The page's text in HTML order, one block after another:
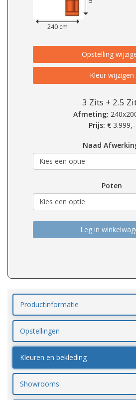
240 cm
Opstelling
Kleur wijzigen
3 Zits + 2.5
Afmeting:
Prijs: € 3.999,-
Naad
Poten
Leg in
Productinformatie
Opstellingen
Kleuren en bekleding
Showrooms